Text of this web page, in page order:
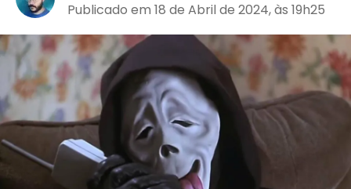
Publicado em 18 de Abril de 2024, às 19h25